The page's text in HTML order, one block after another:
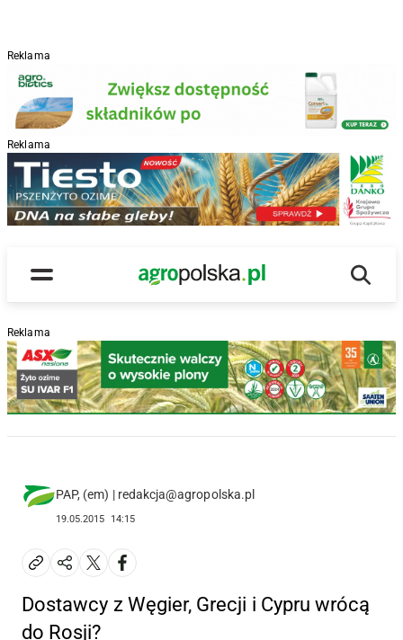
Reklama
Reklama
Menu
Main Logo
Reklama
PAP, (em) | redakcja@agropolska.pl
19.05.2015 14:15
Dostawcy z Węgier, Grecji i Cypru wrócą
do Rosji?